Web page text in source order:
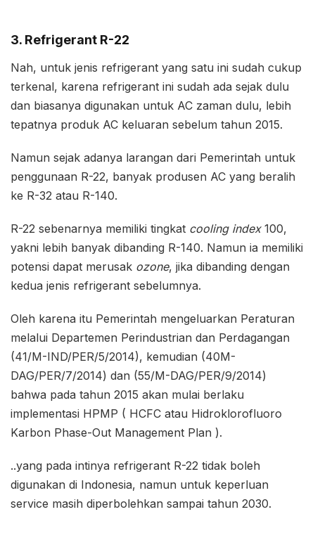
3. Refrigerant R-22
Nah, untuk jenis refrigerant yang satu ini sudah cukup
terkenal, karena refrigerant ini sudah ada sejak dulu
dan biasanya digunakan untuk AC zaman dulu, lebih
tepatnya produk AC keluaran sebelum tahun 2015.
Namun sejak adanya larangan dari Pemerintah untuk
penggunaan R-22, banyak produsen AC yang beralih
ke R-32 atau R-140.
R-22 sebenarnya memiliki tingkat cooling index 100,
yakni lebih banyak dibanding R-140. Namun ia memiliki
potensi dapat merusak ozone, jika dibanding dengan
kedua jenis refrigerant sebelumnya.
Oleh karena itu Pemerintah mengeluarkan Peraturan
melalui Departemen Perindustrian dan Perdagangan
(41/M-IND/PER/5/2014), kemudian (40M-
DAG/PER/7/2014) dan (55/M-DAG/PER/9/2014)
bahwa pada tahun 2015 akan mulai berlaku
implementasi HPMP ( HCFC atau Hidroklorofluoro
Karbon Phase-Out Management Plan ).
..yang pada intinya refrigerant R-22 tidak boleh
digunakan di Indonesia, namun untuk keperluan
service masih diperbolehkan sampai tahun 2030.